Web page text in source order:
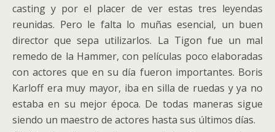
casting y por el placer de ver estas tres leyendas
reunidas. Pero le falta lo muñas esencial, un buen
director que sepa utilizarlos. La Tigon fue un mal
remedo de la Hammer, con películas poco elaboradas
con actores que en su día fueron importantes. Boris
Karloff era muy mayor, iba en silla de ruedas y ya no
estaba en su mejor época. De todas maneras sigue
siendo un maestro de actores hasta sus últimos días.